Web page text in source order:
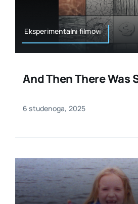
Eksperimentalni filmovi
And Then There Was
6 studenoga, 2025